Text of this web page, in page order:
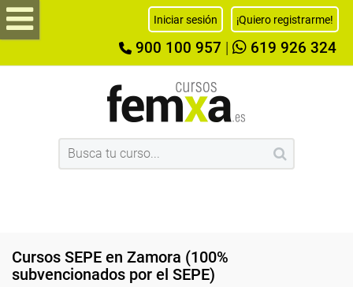
Iniciar sesión ¡Quiero registrarme!
900 100 957 619 926 324
Cursos SEPE en Zamora (100%
subvencionados por el SEPE)